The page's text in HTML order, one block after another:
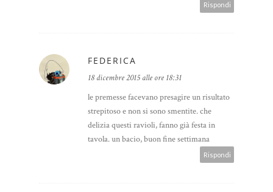
Rispondi
FEDERICA
18 dicembre 2015 alle ore 18:31
le premesse facevano presagire un risultato
strepitoso e non si sono smentite. che
delizia questi ravioli, fanno già festa in
tavola. un bacio, buon fine settimana
Rispondi